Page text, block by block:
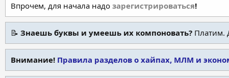
Впрочем, для начала надо зарегистрироваться!
📝 Знаешь буквы и умеешь их компоновать? Платим.
Внимание! Правила разделов о хайпах, МЛМ и